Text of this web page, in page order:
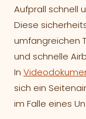
Aufprall schnell
Diese
umfangreichen
und schnelle
In
sich ein
im Falle eines